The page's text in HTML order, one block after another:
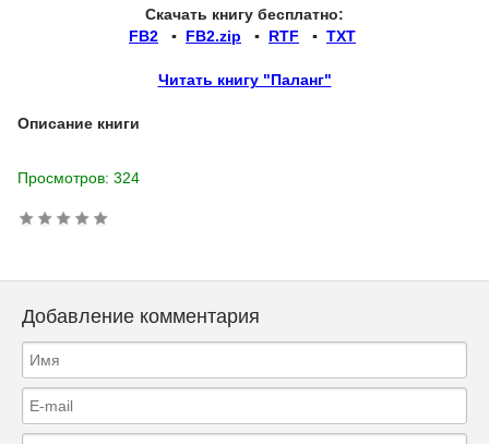
Скачать книгу бесплатно:
FB2 ▪ FB2.zip ▪ RTF ▪ TXT
Читать книгу "Паланг"
Описание книги
Просмотров: 324
Добавление комментария